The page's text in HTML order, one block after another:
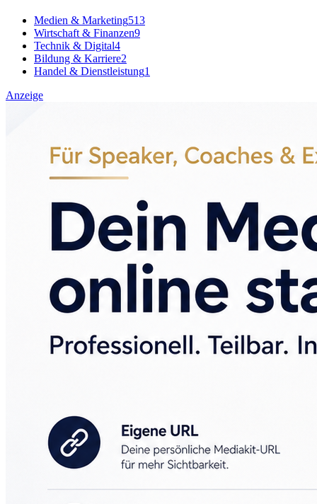
Medien & Marketing513
Wirtschaft & Finanzen9
Technik & Digital4
Bildung & Karriere2
Handel & Dienstleistung1
Anzeige